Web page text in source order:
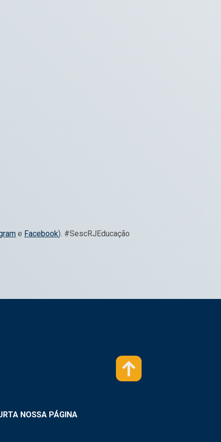
e Facebook). #SescRJEducação
NOSSA PÁGINA